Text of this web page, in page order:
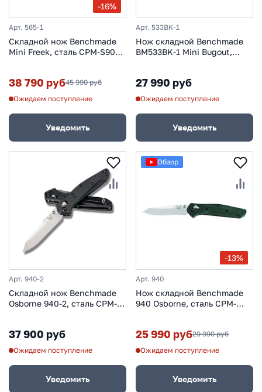
-16%
Арт. 565-1
Складной нож Benchmade
Mini Freek, сталь CPM-S90V,
38 790 руб45 990 руб
Ожидаем поступление
Уведомить
Арт. 533BK-1
Нож складной Benchmade
BM533BK-1 Mini Bugout,
27 990 руб
Ожидаем поступление
Уведомить
Арт. 940-2
Складной нож Benchmade
Osborne 940-2, сталь CPM-
37 900 руб
Ожидаем поступление
Уведомить
-13%
Обзор
Арт. 940
Нож складной Benchmade
940 Osborne, сталь CPM-
25 990 руб29 990 руб
Ожидаем поступление
Уведомить